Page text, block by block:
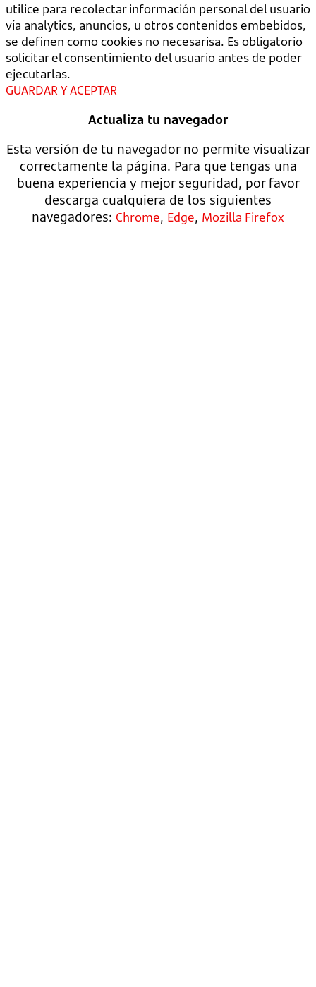
utilice para recolectar información personal del usuario
vía analytics, anuncios, u otros contenidos embebidos,
se definen como cookies no necesarisa. Es obligatorio
solicitar el consentimiento del usuario antes de poder
ejecutarlas.
GUARDAR Y ACEPTAR
Actualiza tu navegador
Esta versión de tu navegador no permite visualizar
correctamente la página. Para que tengas una
buena experiencia y mejor seguridad, por favor
descarga cualquiera de los siguientes
navegadores: Chrome, Edge, Mozilla Firefox